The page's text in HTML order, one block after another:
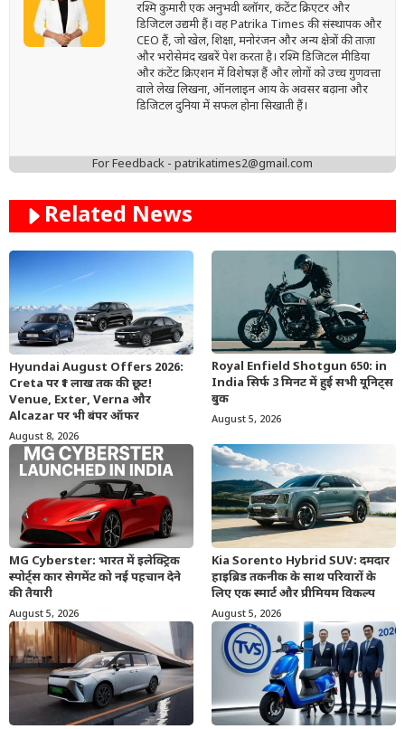
रश्मि कुमारी एक अनुभवी ब्लॉगर, कंटेंट क्रिएटर और
डिजिटल उद्यमी हैं। वह Patrika Times की संस्थापक और
CEO हैं, जो खेल, शिक्षा, मनोरंजन और अन्य क्षेत्रों की ताज़ा
और भरोसेमंद खबरें पेश करता है। रश्मि डिजिटल मीडिया
और कंटेंट क्रिएशन में विशेषज्ञ हैं और लोगों को उच्च गुणवत्ता
वाले लेख लिखना, ऑनलाइन आय के अवसर बढ़ाना और
डिजिटल दुनिया में सफल होना सिखाती हैं।
For Feedback - patrikatimes2@gmail.com
Related News
Hyundai August Offers 2026:
Creta पर ₹1 लाख तक की छूट!
Venue, Exter, Verna और
Alcazar पर भी बंपर ऑफर
August 8, 2026
Royal Enfield Shotgun 650: in
India सिर्फ 3 मिनट में हुई सभी यूनिट्स
बुक
August 5, 2026
MG Cyberster: भारत में इलेक्ट्रिक
स्पोर्ट्स कार सेगमेंट को नई पहचान देने
की तैयारी
August 5, 2026
Kia Sorento Hybrid SUV: दमदार
हाइब्रिड तकनीक के साथ परिवारों के
लिए एक स्मार्ट और प्रीमियम विकल्प
August 5, 2026